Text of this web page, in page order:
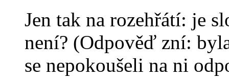
Jen tak na rozehřátí: je
není? (Odpověď zní:
se nepokoušeli na ni